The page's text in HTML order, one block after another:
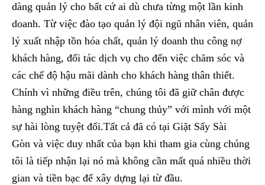
dàng quản lý cho bất cứ ai dù chưa từng một lần kinh
doanh. Từ việc đào tạo quản lý đội ngũ nhân viên, quản
lý xuất nhập tồn hóa chất, quản lý doanh thu công nợ
khách hàng, đối tác dịch vụ cho đến việc chăm sóc và
các chế độ hậu mãi dành cho khách hàng thân thiết.
Chính vì những điều trên, chúng tôi đã giữ chân được
hàng nghìn khách hàng “chung thủy” với mình với một
sự hài lòng tuyệt đối.Tất cả đã có tại Giặt Sấy Sài
Gòn và việc duy nhất của bạn khi tham gia cùng chúng
tôi là tiếp nhận lại nó mà không cần mất quá nhiều thời
gian và tiền bạc để xây dựng lại từ đầu.